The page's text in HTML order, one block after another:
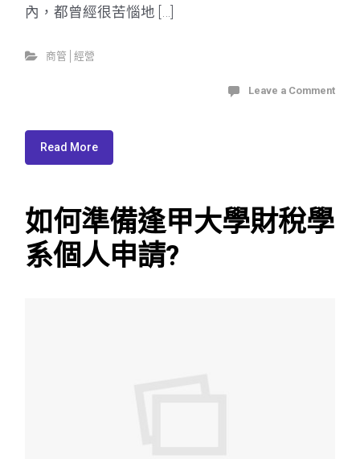
內，都曾經很苦惱地 […]
商管│經營
Leave a Comment
Read More
如何準備逢甲大學財稅學
系個人申請?